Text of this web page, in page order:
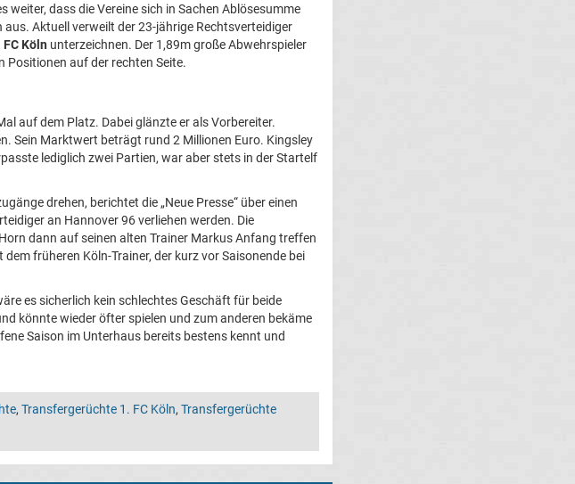
dass die Vereine sich in Sachen Ablösesumme
Aktuell verweilt der 23-jährige Rechtsverteidiger
FC Köln unterzeichnen. Der 1,89m große Abwehrspieler
Positionen auf der rechten Seite.
auf dem Platz. Dabei glänzte er als Vorbereiter.
Sein Marktwert beträgt rund 2 Millionen Euro. Kingsley
lediglich zwei Partien, war aber stets in der Startelf
drehen, berichtet die „Neue Presse“ über einen
an Hannover 96 verliehen werden. Die
dann auf seinen alten Trainer Markus Anfang treffen
früheren Köln-Trainer, der kurz vor Saisonende bei
es sicherlich kein schlechtes Geschäft für beide
könnte wieder öfter spielen und zum anderen bekäme
Saison im Unterhaus bereits bestens kennt und
, Transfergerüchte 1. FC Köln, Transfergerüchte